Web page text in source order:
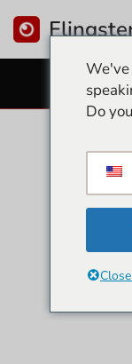
Ir
conteúdo
Do